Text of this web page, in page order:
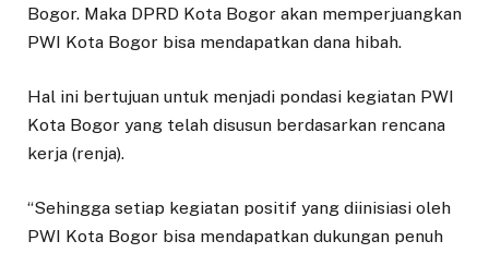
Bogor. Maka DPRD Kota Bogor akan memperjuangkan
PWI Kota Bogor bisa mendapatkan dana hibah.
Hal ini bertujuan untuk menjadi pondasi kegiatan PWI
Kota Bogor yang telah disusun berdasarkan rencana
kerja (renja).
“Sehingga setiap kegiatan positif yang diinisiasi oleh
PWI Kota Bogor bisa mendapatkan dukungan penuh